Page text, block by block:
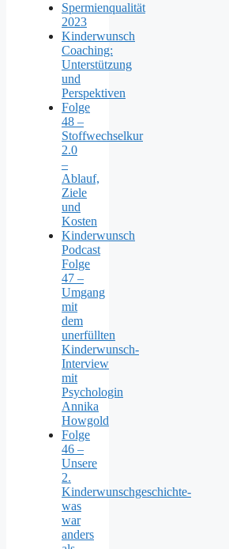
Spermienqualität
2023
Kinderwunsch
Coaching:
Unterstützung
und
Perspektiven
Folge
48 –
Stoffwechselkur
2.0
–
Ablauf,
Ziele
und
Kosten
Kinderwunsch
Podcast
Folge
47 –
Umgang
mit
dem
unerfüllten
Kinderwunsch-
Interview
mit
Psychologin
Annika
Howgold
Folge
46 –
Unsere
2.
Kinderwunschgeschichte-
was
war
anders